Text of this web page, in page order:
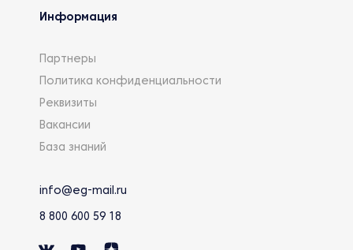
Информация
Партнеры
Политика конфиденциальности
Реквизиты
Вакансии
База знаний
info@eg-mail.ru
8 800 600 59 18